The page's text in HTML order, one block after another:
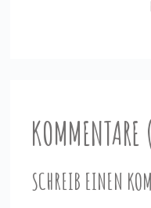
SCHREIB EINEN